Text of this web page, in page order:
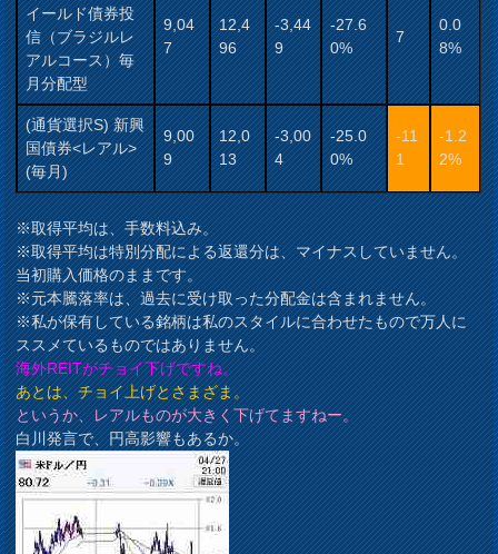
イールド債券投
信（ブラジルレ
アルコース）毎
月分配型
9,04
7
12,4
96
-3,44
9
-27.6
0%
7
0.0
8%
(通貨選択S) 新興
国債券<レアル>
(毎月)
9,00
9
12,0
13
-3,00
4
-25.0
0%
-11
1
-1.2
2%
※取得平均は、手数料込み。
※取得平均は特別分配による返還分は、マイナスしていません。
当初購入価格のままです。
※元本騰落率は、過去に受け取った分配金は含まれません。
※私が保有している銘柄は私のスタイルに合わせたもので万人に
ススメているものではありません。
海外REITがチョイ下げですね。
あとは、チョイ上げとさまざま。
というか、レアルものが大きく下げてますねー。
白川発言で、円高影響もあるか。